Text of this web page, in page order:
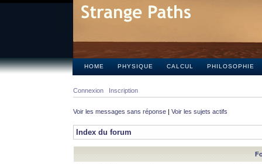
HOME PHYSIQUE CALCUL PHILOSOPHIE
Connexion Inscription
Voir les messages sans réponse | Voir les sujets actifs
Index du forum